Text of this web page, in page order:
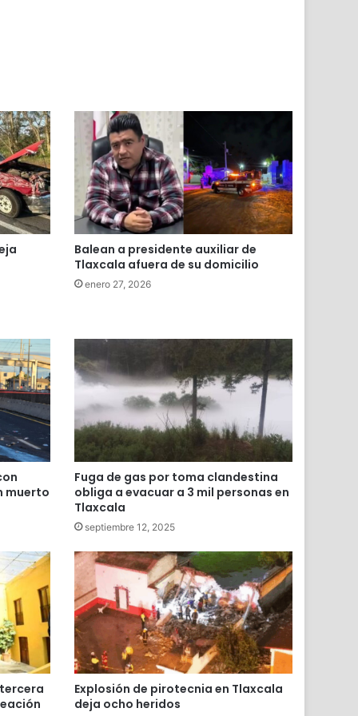
Balean a presidente auxiliar de
Tlaxcala afuera de su domicilio
enero 27, 2026
muerto
Fuga de gas por toma clandestina
obliga a evacuar a 3 mil personas en
Tlaxcala
septiembre 12, 2025
Explosión de pirotecnia en Tlaxcala
deja ocho heridos